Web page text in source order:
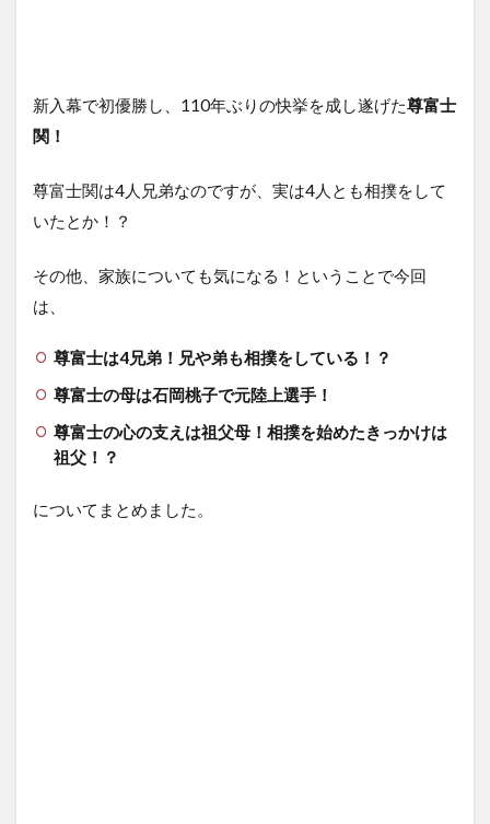
新入幕で初優勝し、110年ぶりの快挙を成し遂げた尊富士
関！
尊富士関は4人兄弟なのですが、実は4人とも相撲をして
いたとか！？
その他、家族についても気になる！ということで今回
は、
尊富士は4兄弟！兄や弟も相撲をしている！？
尊富士の母は石岡桃子で元陸上選手！
尊富士の心の支えは祖父母！相撲を始めたきっかけは
祖父！？
についてまとめました。